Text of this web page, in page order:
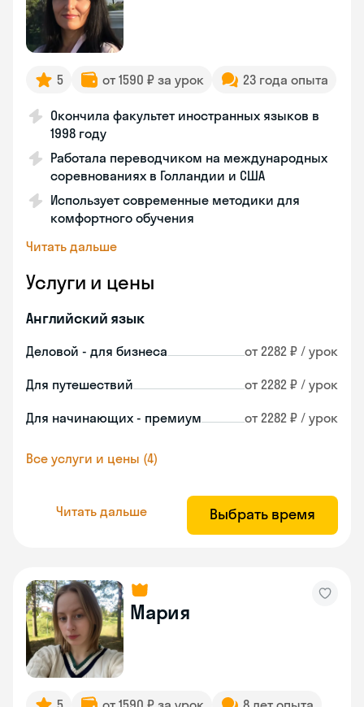
5 от 1590 ₽ за урок 23 года опыта
Окончила факультет иностранных языков в
1998 году
Работала переводчиком на международных
соревнованиях в Голландии и США
Использует современные методики для
комфортного обучения
Читать дальше
Услуги и цены
Английский язык
Деловой - для бизнеса от 2282 ₽ / урок
Для путешествий от 2282 ₽ / урок
Для начинающих - премиум от 2282 ₽ / урок
Все услуги и цены (4)
Читать дальше Выбрать время
Мария